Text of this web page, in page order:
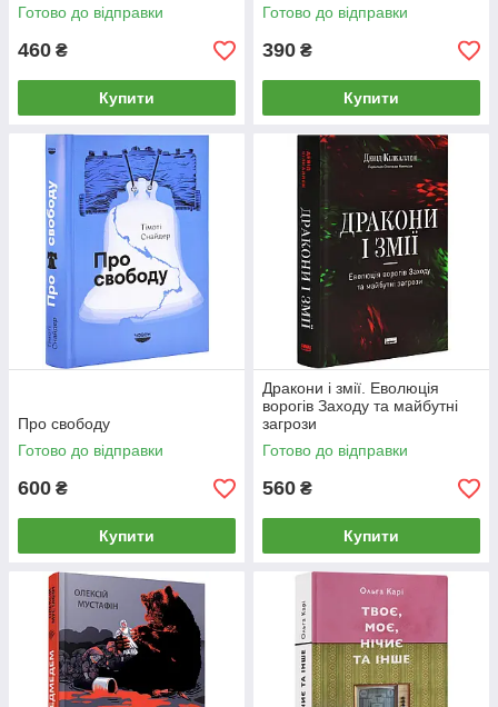
Готово до відправки
460 ₴
Купити
Готово до відправки
390 ₴
Купити
Про свободу
Готово до відправки
600 ₴
Купити
Дракони і змії. Еволюція
ворогів Заходу та майбутні
загрози
Готово до відправки
560 ₴
Купити